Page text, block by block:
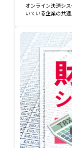
オンライン決済シ
いている企業の共